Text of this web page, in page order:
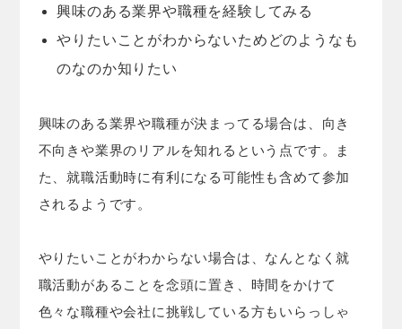
興味のある業界や職種を経験してみる
やりたいことがわからないためどのようなも
のなのか知りたい
興味のある業界や職種が決まってる場合は、向き
不向きや業界のリアルを知れるという点です。ま
た、就職活動時に有利になる可能性も含めて参加
されるようです。
やりたいことがわからない場合は、なんとなく就
職活動があることを念頭に置き、時間をかけて
色々な職種や会社に挑戦している方もいらっしゃ